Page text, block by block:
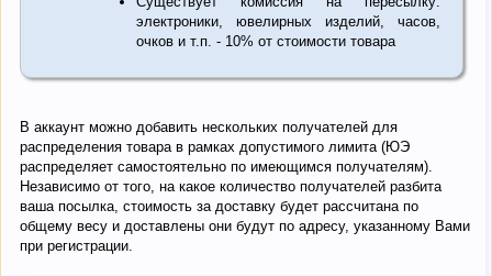
электроники, ювелирных изделий, часов,
очков и т.п. - 10% от стоимости товара
В аккаунт можно добавить нескольких получателей для
распределения товара в рамках допустимого лимита (ЮЭ
распределяет самостоятельно по имеющимся получателям).
Независимо от того, на какое количество получателей разбита
ваша посылка, стоимость за доставку будет рассчитана по
общему весу и доставлены они будут по адресу, указанному Вами
при регистрации.